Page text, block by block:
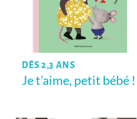
DÈS 2,3 ANS
Je t’aime, petit bébé !